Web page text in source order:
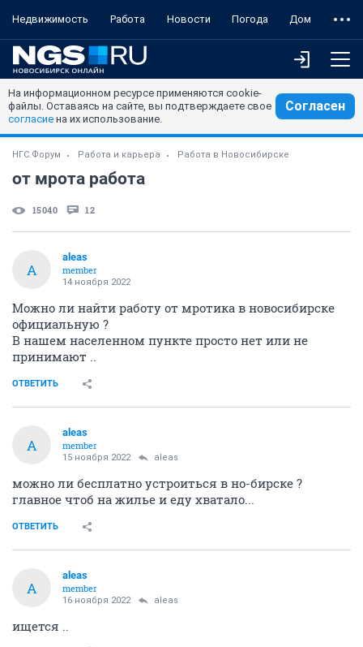
Недвижимость Работа Новости Погода Дом
На информационном ресурсе применяются cookie-
файлы. Оставаясь на сайте, вы подтверждаете свое
согласие на их использование.
Согласен
НГС.Форум Работа и карьера Работа в Новосибирске
от мрота работа
15040 12
A
aleas
member
14 ноября 2022
Можно ли найти работу от мротика в новосибирске
официальную ?
В нашем населенном пункте просто нет или не
принимают ..
ОТВЕТИТЬ
A
aleas
member
15 ноября 2022 aleas
можно ли бесплатно устроиться в но-бирске ?
главное чтоб на жилье и еду хватало...
ОТВЕТИТЬ
A
aleas
member
16 ноября 2022 aleas
ищется ..